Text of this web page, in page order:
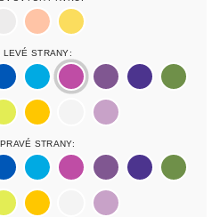
silver rosegoldgold
Levé Strany:
blue lightbluelightpurplepurpur purple olive
neonyellow
yellow white lilac
Strany:
blue lightbluelightpurplepurpur purple olive
neonyellow
yellow white lilac